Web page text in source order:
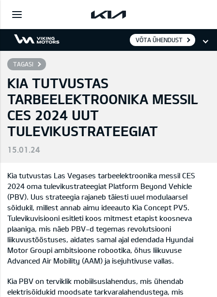
VÕTA ÜHENDUST
TAGASI
KIA TUTVUSTAS
TARBEELEKTROONIKA MESSIL
CES 2024 UUT
TULEVIKUSTRATEEGIAT
15.01.24
Kia tutvustas Las Vegases tarbeelektroonika messil CES
2024 oma tulevikustrateegiat Platform Beyond Vehicle
(PBV). Uus strateegia rajaneb täiesti uuel modulaarsel
sõidukil, millest annab aimu ideeauto Kia Concept PV5.
Tulevikuvisiooni esitleti koos mitmest etapist koosneva
plaaniga, mis näeb PBV-d tegemas revolutsiooni
liikuvustööstuses, aidates samal ajal edendada Hyundai
Motor Groupi ambitsioone robootika, õhus liikuvuse
Advanced Air Mobility (AAM) ja isejuhtivuse vallas.
Kia PBV on terviklik mobiilsuslahendus, mis ühendab
elektrisõidukid moodsate tarkvaralahendustega, mis